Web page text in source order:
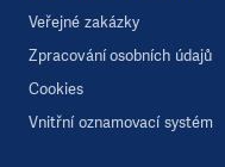
Veřejné zakázky
Zpracování osobních údajů
Cookies
Vnitřní oznamovací systém